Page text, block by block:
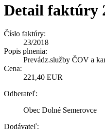
Detail faktúry
Číslo faktúry:
23/2018
Popis plnenia:
Prevádz.služby ČOV a
Cena:
221,40 EUR
Odberateľ:
Obec Dolné Semerovce
Dodávateľ: